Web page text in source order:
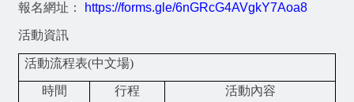
報名網址： https://forms.gle/6nGRcG4AVgkY7Aoa8
活動資訊
活動流程表(中文場)
時間 行程 活動內容